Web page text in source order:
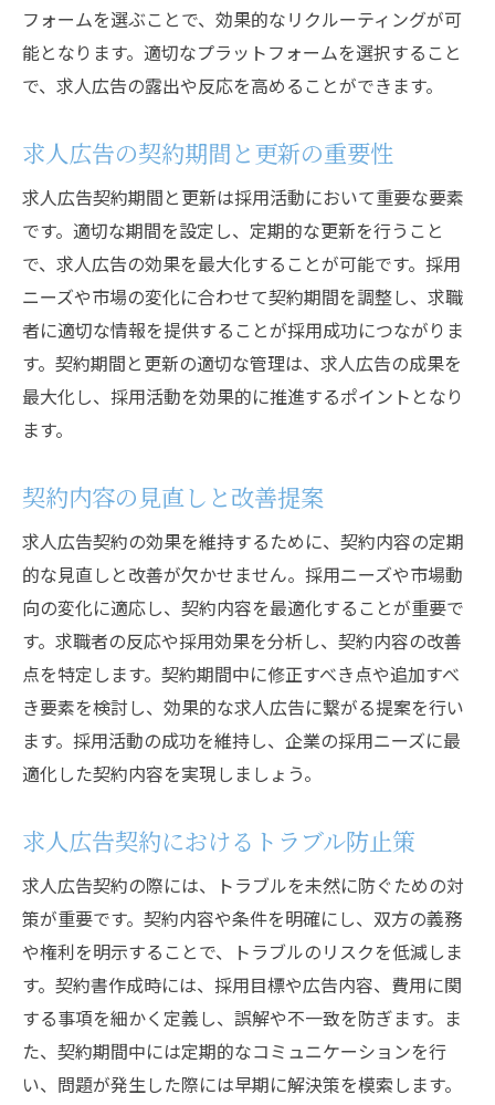
フォームを選ぶことで、効果的なリクルーティングが可
能となります。適切なプラットフォームを選択すること
で、求人広告の露出や反応を高めることができます。
求人広告の契約期間と更新の重要性
求人広告契約期間と更新は採用活動において重要な要素
です。適切な期間を設定し、定期的な更新を行うこと
で、求人広告の効果を最大化することが可能です。採用
ニーズや市場の変化に合わせて契約期間を調整し、求職
者に適切な情報を提供することが採用成功につながりま
す。契約期間と更新の適切な管理は、求人広告の成果を
最大化し、採用活動を効果的に推進するポイントとなり
ます。
契約内容の見直しと改善提案
求人広告契約の効果を維持するために、契約内容の定期
的な見直しと改善が欠かせません。採用ニーズや市場動
向の変化に適応し、契約内容を最適化することが重要で
す。求職者の反応や採用効果を分析し、契約内容の改善
点を特定します。契約期間中に修正すべき点や追加すべ
き要素を検討し、効果的な求人広告に繋がる提案を行い
ます。採用活動の成功を維持し、企業の採用ニーズに最
適化した契約内容を実現しましょう。
求人広告契約におけるトラブル防止策
求人広告契約の際には、トラブルを未然に防ぐための対
策が重要です。契約内容や条件を明確にし、双方の義務
や権利を明示することで、トラブルのリスクを低減しま
す。契約書作成時には、採用目標や広告内容、費用に関
する事項を細かく定義し、誤解や不一致を防ぎます。ま
た、契約期間中には定期的なコミュニケーションを行
い、問題が発生した際には早期に解決策を模索します。